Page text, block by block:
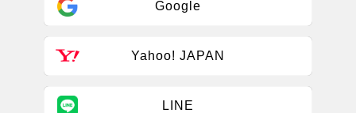
Google
Yahoo! JAPAN
LINE